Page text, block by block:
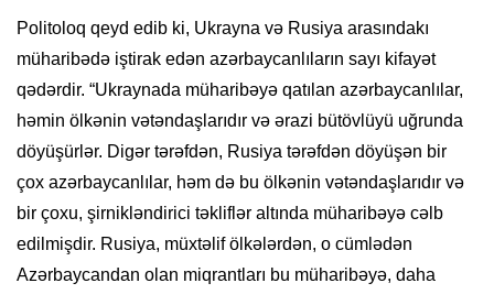
Politoloq qeyd edib ki, Ukrayna və Rusiya arasındakı
müharibədə iştirak edən azərbaycanlıların sayı kifayət
qədərdir. “Ukraynada müharibəyə qatılan azərbaycanlılar,
həmin ölkənin vətəndaşlarıdır və ərazi bütövlüyü uğrunda
döyüşürlər. Digər tərəfdən, Rusiya tərəfdən döyüşən bir
çox azərbaycanlılar, həm də bu ölkənin vətəndaşlarıdır və
bir çoxu, şirnikləndirici təkliflər altında müharibəyə cəlb
edilmişdir. Rusiya, müxtəlif ölkələrdən, o cümlədən
Azərbaycandan olan miqrantları bu müharibəyə, daha